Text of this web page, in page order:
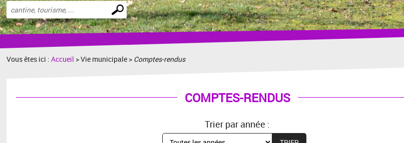
Effectuer
une
recherche
Vous êtes ici :Accueil > Vie municipale > Comptes-rendus
COMPTES-RENDUS
Trier par année :